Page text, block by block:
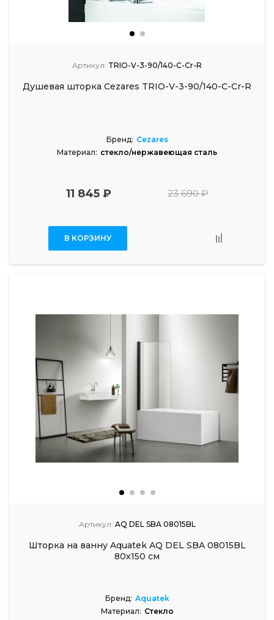
Артикул: TRIO-V-3-90/140-C-Cr-R
Душевая шторка Cezares TRIO-V-3-90/140-C-Cr-R
Бренд: Cezares
Материал: стекло/нержавеющая сталь
11 845 ₽ 23 690 ₽
В КОРЗИНУ
Артикул: AQ DEL SBA 08015BL
Шторка на ванну Aquatek AQ DEL SBA 08015BL
80х150 см
Бренд: Aquatek
Материал: Стекло